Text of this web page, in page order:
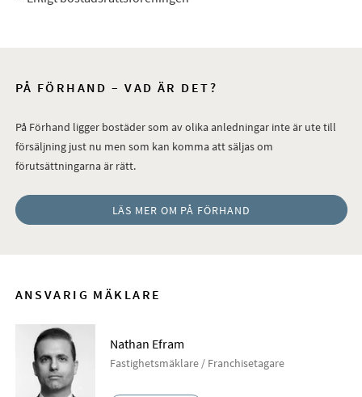
PÅ FÖRHAND – VAD ÄR DET?
På Förhand ligger bostäder som av olika anledningar inte är ute till
försäljning just nu men som kan komma att säljas om
förutsättningarna är rätt.
LÄS MER OM PÅ FÖRHAND
ANSVARIG MÄKLARE
Nathan Efram
Fastighetsmäklare / Franchisetagare